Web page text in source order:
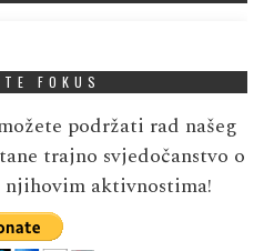
FOKUS
podržati rad našeg
trajno svjedočanstvo o
aktivnostima!